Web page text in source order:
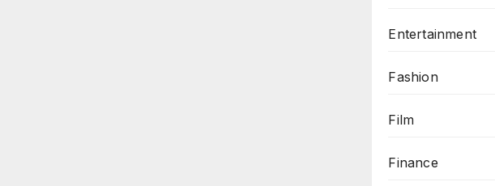
Entertainment
Fashion
Film
Finance